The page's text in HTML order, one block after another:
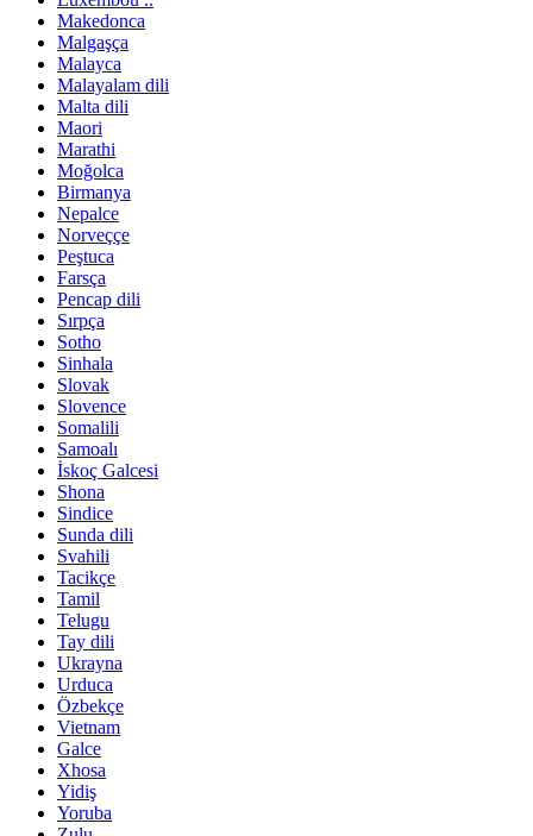
Makedonca
Malgaşça
Malayca
Malayalam dili
Malta dili
Maori
Marathi
Moğolca
Birmanya
Nepalce
Norveççe
Peştuca
Farsça
Pencap dili
Sırpça
Sotho
Sinhala
Slovak
Slovence
Somalili
Samoalı
İskoç Galcesi
Shona
Sindice
Sunda dili
Svahili
Tacikçe
Tamil
Telugu
Tay dili
Ukrayna
Urduca
Özbekçe
Vietnam
Galce
Xhosa
Yidiş
Yoruba